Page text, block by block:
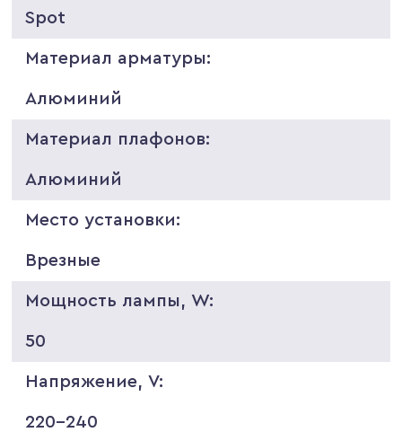
Spot
Материал арматуры:
Алюминий
Материал плафонов:
Алюминий
Место установки:
Врезные
Мощность лампы, W:
50
Напряжение, V:
220-240